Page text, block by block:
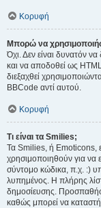
Κορυφή
Μπορώ να
Όχι. Δεν είναι δυνατόν
και να αποδοθεί ως
διεξαχθεί
BBCode αντί αυτού.
Κορυφή
Τι είναι τα Smilies;
Τα Smilies, ή Emoticons,
χρησιμοποιηθούν για
σύντομο κώδικα, π.χ. :)
λυπημένος. Η πλήρης
δημοσίευσης.
καθώς μπορεί να